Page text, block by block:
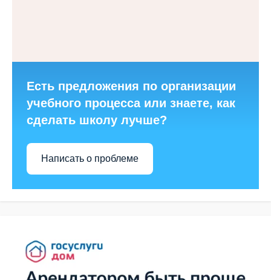
Есть предложения по организации
учебного процесса или знаете, как
сделать школу лучше?
Написать о проблеме